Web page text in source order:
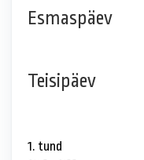
Esmaspäev
Teisipäev
1. tund